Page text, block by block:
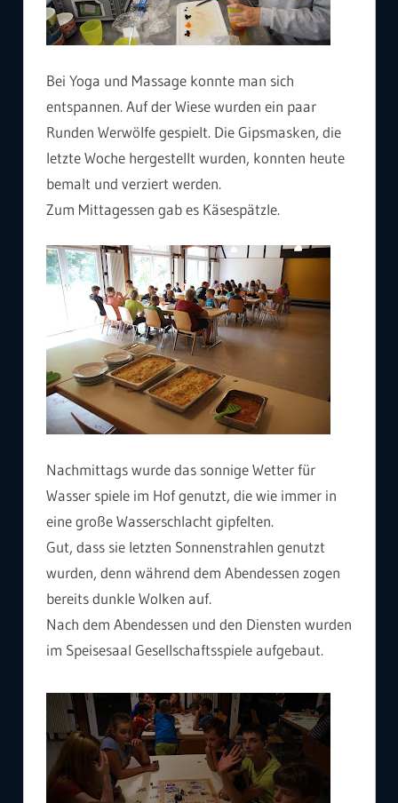
Bei Yoga und Massage konnte man sich
entspannen. Auf der Wiese wurden ein paar
Runden Werwölfe gespielt. Die Gipsmasken, die
letzte Woche hergestellt wurden, konnten heute
bemalt und verziert werden.
Zum Mittagessen gab es Käsespätzle.
Nachmittags wurde das sonnige Wetter für
Wasser spiele im Hof genutzt, die wie immer in
eine große Wasserschlacht gipfelten.
Gut, dass sie letzten Sonnenstrahlen genutzt
wurden, denn während dem Abendessen zogen
bereits dunkle Wolken auf.
Nach dem Abendessen und den Diensten wurden
im Speisesaal Gesellschaftsspiele aufgebaut.